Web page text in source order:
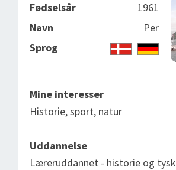
Fødselsår
1961
Navn
Per
Sprog
Mine interesser
Historie, sport, natur
Uddannelse
Læreruddannet - historie og tysk